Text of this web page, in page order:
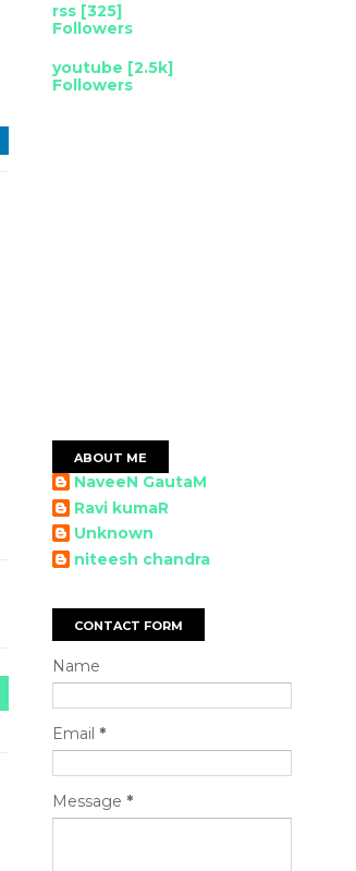
rss [325]
Followers
youtube [2.5k]
Followers
ABOUT ME
NaveeN GautaM
Ravi kumaR
Unknown
niteesh chandra
CONTACT FORM
Name
Email *
Message *